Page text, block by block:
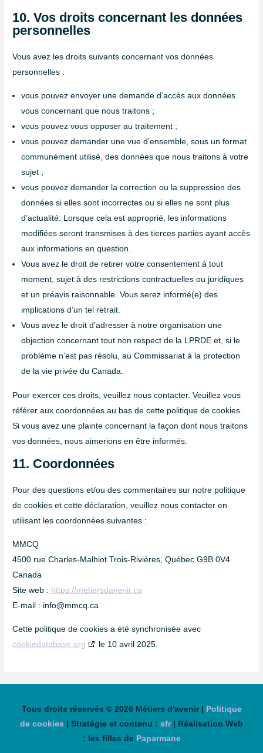
10. Vos droits concernant les données
personnelles
Vous avez les droits suivants concernant vos données
personnelles :
vous pouvez envoyer une demande d’accès aux données
vous concernant que nous traitons ;
vous pouvez vous opposer au traitement ;
vous pouvez demander une vue d’ensemble, sous un format
communément utilisé, des données que nous traitons à votre
sujet ;
vous pouvez demander la correction ou la suppression des
données si elles sont incorrectes ou si elles ne sont plus
d’actualité. Lorsque cela est approprié, les informations
modifiées seront transmises à des tierces parties ayant accès
aux informations en question.
Vous avez le droit de retirer votre consentement à tout
moment, sujet à des restrictions contractuelles ou juridiques
et un préavis raisonnable. Vous serez informé(e) des
implications d’un tel retrait.
Vous avez le droit d’adresser à notre organisation une
objection concernant tout non respect de la LPRDE et, si le
problème n’est pas résolu, au Commissariat à la protection
de la vie privée du Canada.
Pour exercer ces droits, veuillez nous contacter. Veuillez vous
référer aux coordonnées au bas de cette politique de cookies.
Si vous avez une plainte concernant la façon dont nous traitons
vos données, nous aimerions en être informés.
11. Coordonnées
Pour des questions et/ou des commentaires sur notre politique
de cookies et cette déclaration, veuillez nous contacter en
utilisant les coordonnées suivantes :
MMCQ
4500 rue Charles-Malhiot Trois-Rivières, Québec G9B 0V4
Canada
Site web : https://metiersdavenir.ca
E-mail : info@mmcq.ca
Cette politique de cookies a été synchronisée avec
cookiedatabase.org
le 10 avril 2025.
Tous droits réservés © 2026 Métiers d'avenir | Politique
de cookies | Stratégie et contenu : sfr| Réalisation Web
: les filles de Paparmane